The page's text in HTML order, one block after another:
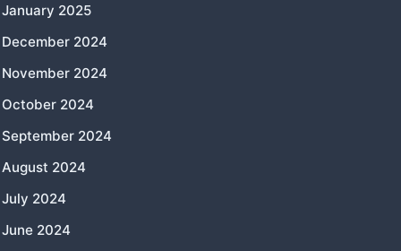
January 2025
December 2024
November 2024
October 2024
September 2024
August 2024
July 2024
June 2024